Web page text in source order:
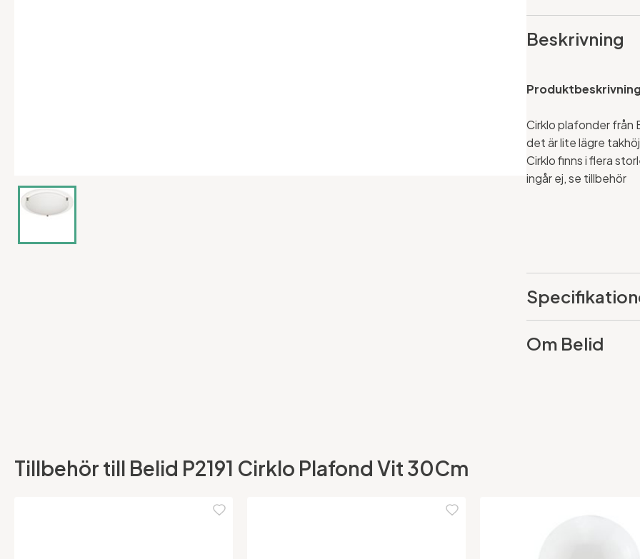
Beskrivning
Produktbeskrivning
Cirklo plafonder från
det är lite lägre
Cirklo finns i flera
ingår ej, se tillbehör
Om Belid
Tillbehör till Belid P2191 Cirklo Plafond Vit 30Cm